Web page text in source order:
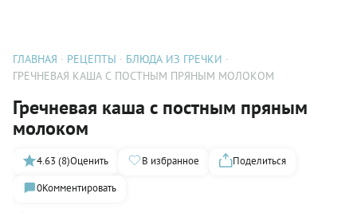
ГЛАВНАЯ РЕЦЕПТЫ
БЛЮДА ИЗ ГРЕЧКИ
ГРЕЧНЕВАЯ КАША С ПОСТНЫМ ПРЯНЫМ МОЛОКОМ
Гречневая каша с постным пряным
молоком
4.63 (8)Оценить В избранное
Поделиться
0Комментировать